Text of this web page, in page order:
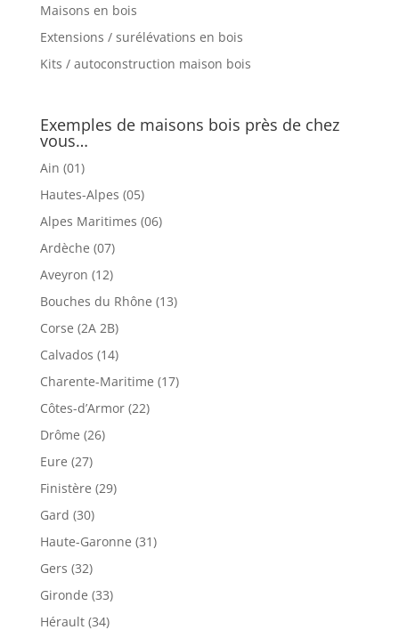
Maisons en bois
Extensions / surélévations en bois
Kits / autoconstruction maison bois
Exemples de maisons bois près de chez
vous…
Ain (01)
Hautes-Alpes (05)
Alpes Maritimes (06)
Ardèche (07)
Aveyron (12)
Bouches du Rhône (13)
Corse (2A 2B)
Calvados (14)
Charente-Maritime (17)
Côtes-d’Armor (22)
Drôme (26)
Eure (27)
Finistère (29)
Gard (30)
Haute-Garonne (31)
Gers (32)
Gironde (33)
Hérault (34)